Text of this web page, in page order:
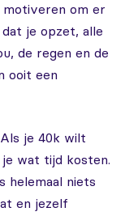
om er
je opzet, alle
de regen en de
ooit een
je 40k wilt
wat tijd kosten.
helemaal niets
en jezelf